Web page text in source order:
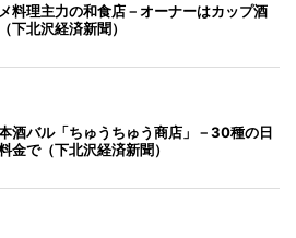
料理主力の和食店－オーナーはカップ酒
下北沢経済新聞）
酒バル「ちゅうちゅう商店」－30種の日
金で（下北沢経済新聞）